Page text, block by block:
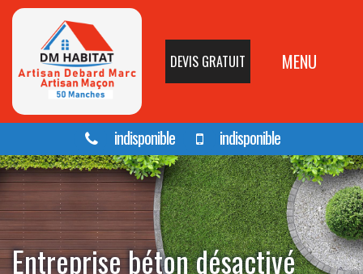
DEVIS GRATUIT MENU
indisponible indisponible
Entreprise béton désactivé